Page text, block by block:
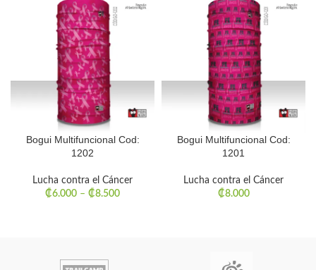
Bogui Multifuncional Cod:
1202
Lucha contra el Cáncer
₡6.000 – ₡8.500
Bogui Multifuncional Cod:
1201
Lucha contra el Cáncer
₡8.000